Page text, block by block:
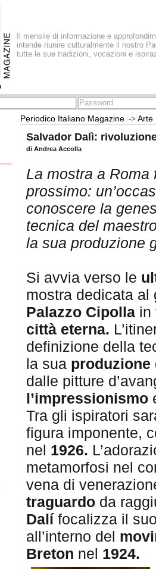
Il mensile di informazione e
intende riunire culturalmente il nostro
tutte le sue tradizioni, vocazioni e
Periodico Italiano Magazine -> Arte
Salvador Dalì:
di Andrea Accolla
La mostra a Roma
prossimo:
conoscere la
tecnica del
la sua produzione
Si avvia verso le
mostra dedicata
Palazzo Cipolla in
città eterna.
definizione della
la sua produzione
dalle pitture
l’impressionismo
Tra gli ispiratori
figura imponente,
nel 1926.
metamorfosi nel
vena di
traguardo da
Dalí focalizza il
all’interno del
Breton nel 1924.